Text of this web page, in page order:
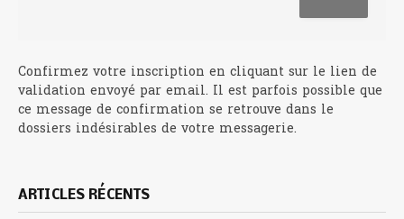
Confirmez votre inscription en cliquant sur le lien de
validation envoyé par email. Il est parfois possible que
ce message de confirmation se retrouve dans le
dossiers indésirables de votre messagerie.
ARTICLES RÉCENTS